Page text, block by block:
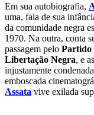
Em sua autobiografia,
uma, fala de sua
da comunidade negra
1970. Na outra, conta
passagem pelo Partido
Libertação Negra, e
injustamente
emboscada
Assata vive exilada